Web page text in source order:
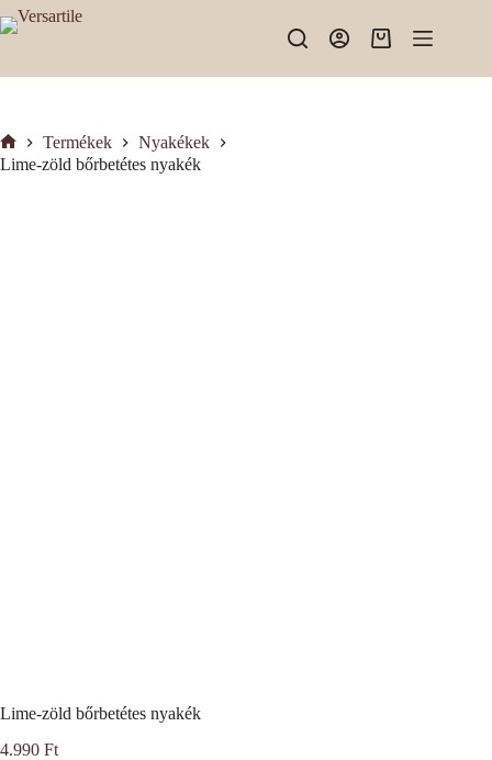
Skip
to
Shopping
Kezdőlap
Termékek
Nyakékek
Lime-zöld bőrbetétes nyakék
Lime-zöld bőrbetétes nyakék
4.990 Ft